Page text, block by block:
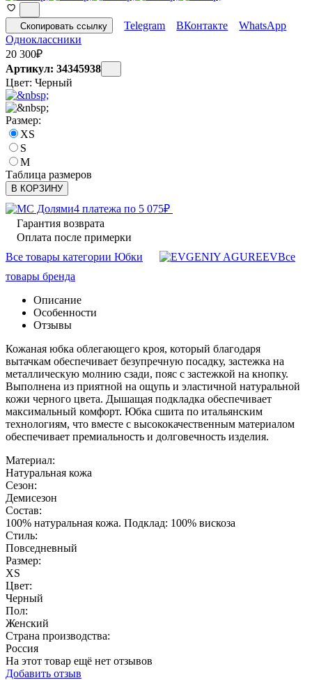
Скопировать ссылку Telegram ВКонтакте
WhatsApp
Одноклассники
20 300₽
Артикул: 34345938
Цвет: Черный
Размер:
XS
S
M
Таблица размеров
В КОРЗИНУ
4 платежа по 5 075₽
Гарантия возврата
Оплата после примерки
Все товары категории Юбки
Все
товары бренда
Описание
Особенности
Отзывы
Кожаная юбка облегающего кроя, который благодаря
вытачкам обеспечивает безупречную посадку, застежка на
металлическую молнию сзади, пояс с застежкой на кнопку.
Выполнена из приятной на ощупь и эластичной натуральной
кожи черного цвета. Дышащая подкладка обеспечивает
максимальный комфорт. Юбка сшита по итальянским
технологиям, что вместе с высококачественным материалом
обеспечивает премиальность и долговечность изделия.
Материал:
Натуральная кожа
Сезон:
Демисезон
Состав:
100% натуральная кожа. Подклад: 100% вискоза
Стиль:
Повседневный
Размер:
XS
Цвет:
Черный
Пол:
Женский
Страна производства:
Россия
На этот товар ещё нет отзывов
Добавить отзыв